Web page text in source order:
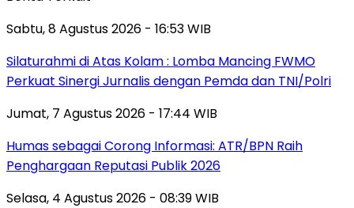
Sabtu, 8 Agustus 2026 - 16:53 WIB
Silaturahmi di Atas Kolam : Lomba Mancing FWMO
Perkuat Sinergi Jurnalis dengan Pemda dan TNI/Polri
Jumat, 7 Agustus 2026 - 17:44 WIB
Humas sebagai Corong Informasi: ATR/BPN Raih
Penghargaan Reputasi Publik 2026
Selasa, 4 Agustus 2026 - 08:39 WIB